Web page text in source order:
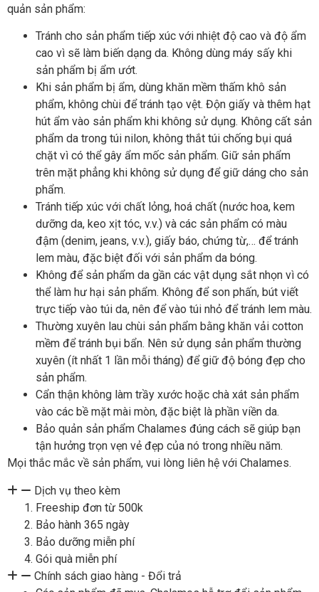
quản sản phẩm:
Tránh cho sản phẩm tiếp xúc với nhiệt độ cao và độ ẩm
cao vì sẽ làm biến dạng da. Không dùng máy sấy khi
sản phẩm bị ẩm ướt.
Khi sản phẩm bị ẩm, dùng khăn mềm thấm khô sản
phẩm, không chùi để tránh tạo vệt. Độn giấy và thêm hạt
hút ẩm vào sản phẩm khi không sử dụng. Không cất sản
phẩm da trong túi nilon, không thắt túi chống bụi quá
chặt vì có thể gây ẩm mốc sản phẩm. Giữ sản phẩm
trên mặt phẳng khi không sử dụng để giữ dáng cho sản
phẩm.
Tránh tiếp xúc với chất lỏng, hoá chất (nước hoa, kem
dưỡng da, keo xịt tóc, v.v.) và các sản phẩm có màu
đậm (denim, jeans, v.v.), giấy báo, chứng từ,… để tránh
lem màu, đặc biệt đối với sản phẩm da bóng.
Không để sản phẩm da gần các vật dụng sắt nhọn vì có
thể làm hư hại sản phẩm. Không để son phấn, bút viết
trực tiếp vào túi da, nên để vào túi nhỏ để tránh lem màu.
Thường xuyên lau chùi sản phẩm bằng khăn vải cotton
mềm để tránh bụi bẩn. Nên sử dụng sản phẩm thường
xuyên (ít nhất 1 lần mỗi tháng) để giữ độ bóng đẹp cho
sản phẩm.
Cẩn thận không làm trầy xước hoặc chà xát sản phẩm
vào các bề mặt mài mòn, đặc biệt là phần viền da.
Bảo quản sản phẩm Chalames đúng cách sẽ giúp bạn
tận hưởng trọn vẹn vẻ đẹp của nó trong nhiều năm.
Mọi thắc mắc về sản phẩm, vui lòng liên hệ với Chalames.
Dịch vụ theo kèm
Freeship đơn từ 500k
Bảo hành 365 ngày
Bảo dưỡng miễn phí
Gói quà miễn phí
Chính sách giao hàng - Đổi trả